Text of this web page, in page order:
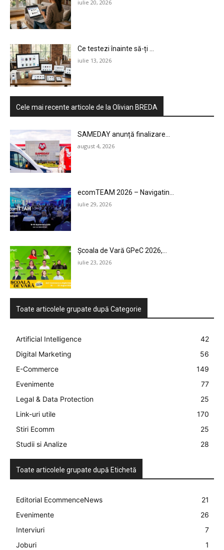
iulie 20, 2026
Ce testezi înainte să-ți ...
iulie 13, 2026
Cele mai recente articole de la Olivian BREDA
SAMEDAY anunță finalizare...
august 4, 2026
ecomTEAM 2026 – Navigatin...
iulie 29, 2026
Școala de Vară GPeC 2026,...
iulie 23, 2026
Toate articolele grupate după Categorie
Artificial Intelligence
42
Digital Marketing
56
E-Commerce
149
Evenimente
77
Legal & Data Protection
25
Link-uri utile
170
Stiri Ecomm
25
Studii si Analize
28
Toate articolele grupate după Etichetă
Editorial EcommenceNews
21
Evenimente
26
Interviuri
7
Joburi
1